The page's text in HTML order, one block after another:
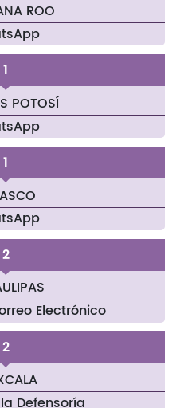
ROO
1
POTOSÍ
1
2
Electrónico
2
Defensoría